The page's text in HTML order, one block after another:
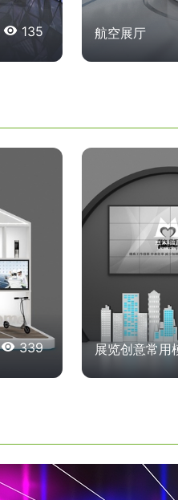
 135 航空展厅
339 展览创意常用